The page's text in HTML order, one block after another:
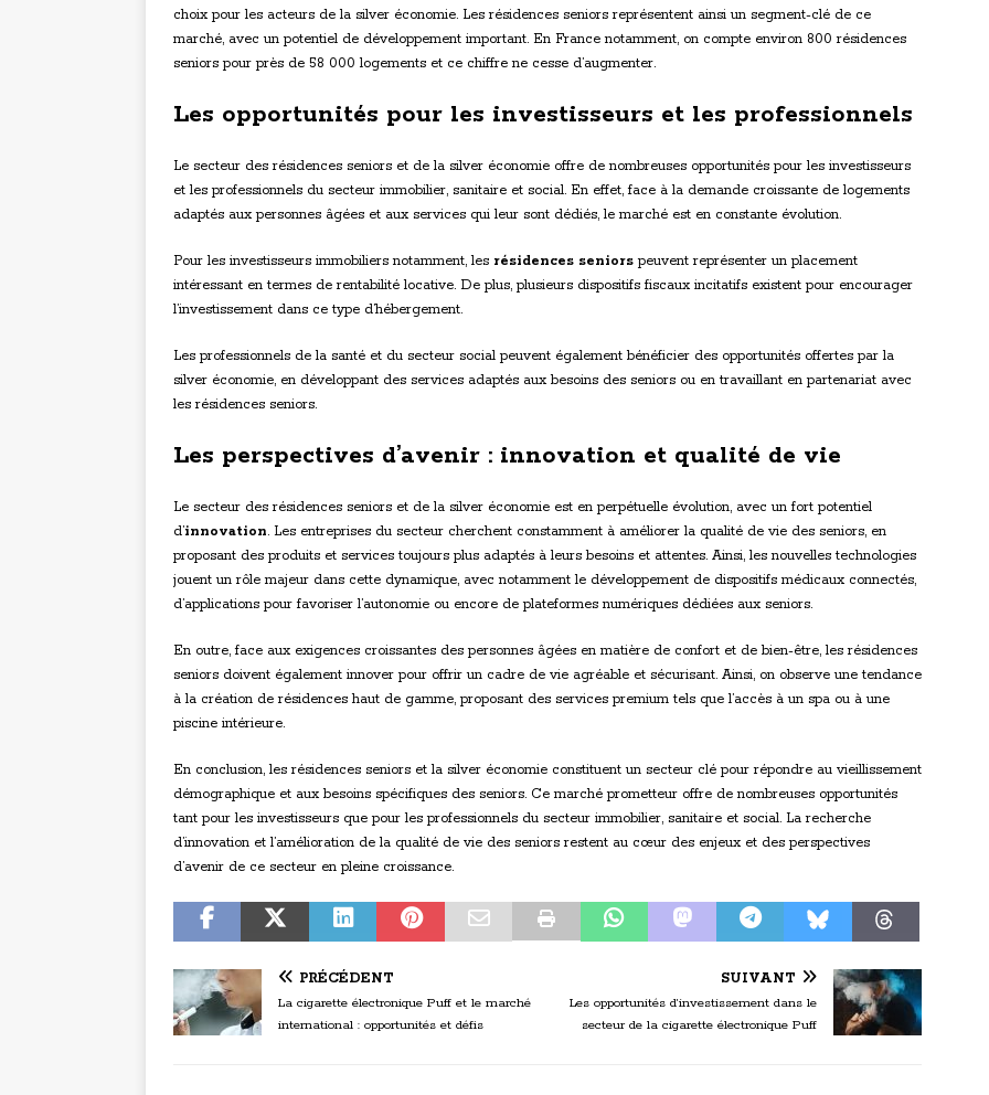
choix pour les acteurs de la silver économie. Les résidences seniors représentent ainsi un segment-clé de ce
marché, avec un potentiel de développement important. En France notamment, on compte environ 800 résidences
seniors pour près de 58 000 logements et ce chiffre ne cesse d’augmenter.
Les opportunités pour les investisseurs et les professionnels
Le secteur des résidences seniors et de la silver économie offre de nombreuses opportunités pour les investisseurs
et les professionnels du secteur immobilier, sanitaire et social. En effet, face à la demande croissante de logements
adaptés aux personnes âgées et aux services qui leur sont dédiés, le marché est en constante évolution.
Pour les investisseurs immobiliers notamment, les résidences seniors peuvent représenter un placement
intéressant en termes de rentabilité locative. De plus, plusieurs dispositifs fiscaux incitatifs existent pour encourager
l’investissement dans ce type d’hébergement.
Les professionnels de la santé et du secteur social peuvent également bénéficier des opportunités offertes par la
silver économie, en développant des services adaptés aux besoins des seniors ou en travaillant en partenariat avec
les résidences seniors.
Les perspectives d’avenir : innovation et qualité de vie
Le secteur des résidences seniors et de la silver économie est en perpétuelle évolution, avec un fort potentiel
d’innovation. Les entreprises du secteur cherchent constamment à améliorer la qualité de vie des seniors, en
proposant des produits et services toujours plus adaptés à leurs besoins et attentes. Ainsi, les nouvelles technologies
jouent un rôle majeur dans cette dynamique, avec notamment le développement de dispositifs médicaux connectés,
d’applications pour favoriser l’autonomie ou encore de plateformes numériques dédiées aux seniors.
En outre, face aux exigences croissantes des personnes âgées en matière de confort et de bien-être, les résidences
seniors doivent également innover pour offrir un cadre de vie agréable et sécurisant. Ainsi, on observe une tendance
à la création de résidences haut de gamme, proposant des services premium tels que l’accès à un spa ou à une
piscine intérieure.
En conclusion, les résidences seniors et la silver économie constituent un secteur clé pour répondre au vieillissement
démographique et aux besoins spécifiques des seniors. Ce marché prometteur offre de nombreuses opportunités
tant pour les investisseurs que pour les professionnels du secteur immobilier, sanitaire et social. La recherche
d’innovation et l’amélioration de la qualité de vie des seniors restent au cœur des enjeux et des perspectives
d’avenir de ce secteur en pleine croissance.
PRÉCÉDENT
La cigarette électronique Puff et le marché
international : opportunités et défis
SUIVANT
Les opportunités d’investissement dans le
secteur de la cigarette électronique Puff